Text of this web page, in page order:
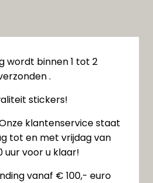
wordt binnen 1 tot 2
.
stickers!
klantenservice staat
tot en met vrijdag van
uur voor u klaar!
vanaf € 100,- euro